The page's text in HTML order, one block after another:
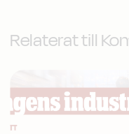
Relaterat till